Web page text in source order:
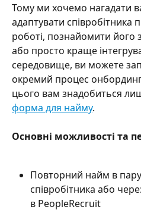
Тому ми хочемо нагадати
адаптувати співробітника
роботі, познайомити його
або просто краще
середовище, ви можете
окремий процес
цього вам знадобиться
форма для найму.
Основні можливості та
Повторний найм в пару
співробітника або
в PeopleRecruit